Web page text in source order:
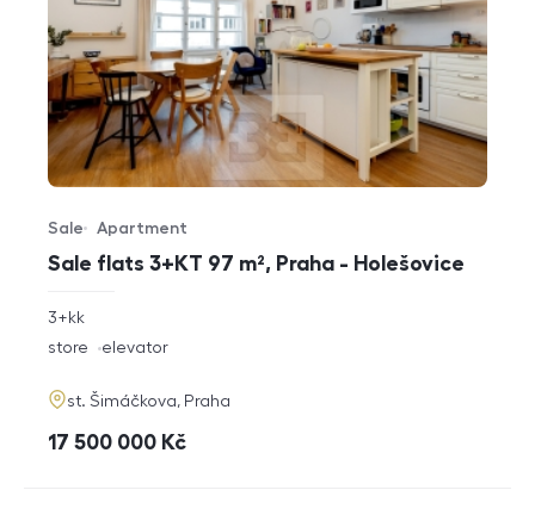
Sale flats 3+KT 97 m², Praha - Holešovice
Offer type
Sale
Property type
Apartment
rozměry
disposition
3+kk
funkce
store elevator
adresa
st. Šimáčkova, Praha
cena
17 500 000 Kč